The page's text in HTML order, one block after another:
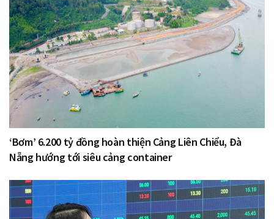
‘Bơm’ 6.200 tỷ đồng hoàn thiện Cảng Liên Chiểu, Đà
Nẵng hướng tới siêu cảng container